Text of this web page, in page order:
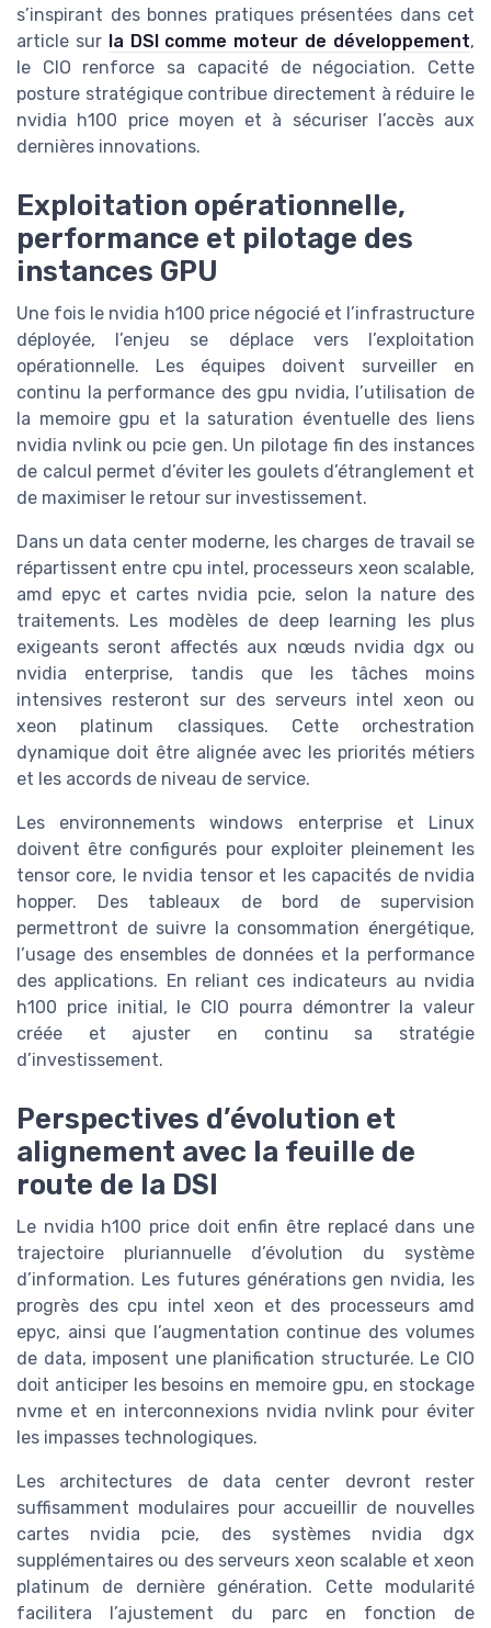
s’inspirant des bonnes pratiques présentées dans cet
article sur la DSI comme moteur de développement,
le CIO renforce sa capacité de négociation. Cette
posture stratégique contribue directement à réduire le
nvidia h100 price moyen et à sécuriser l’accès aux
dernières innovations.
Exploitation opérationnelle,
performance et pilotage des
instances GPU
Une fois le nvidia h100 price négocié et l’infrastructure
déployée, l’enjeu se déplace vers l’exploitation
opérationnelle. Les équipes doivent surveiller en
continu la performance des gpu nvidia, l’utilisation de
la memoire gpu et la saturation éventuelle des liens
nvidia nvlink ou pcie gen. Un pilotage fin des instances
de calcul permet d’éviter les goulets d’étranglement et
de maximiser le retour sur investissement.
Dans un data center moderne, les charges de travail se
répartissent entre cpu intel, processeurs xeon scalable,
amd epyc et cartes nvidia pcie, selon la nature des
traitements. Les modèles de deep learning les plus
exigeants seront affectés aux nœuds nvidia dgx ou
nvidia enterprise, tandis que les tâches moins
intensives resteront sur des serveurs intel xeon ou
xeon platinum classiques. Cette orchestration
dynamique doit être alignée avec les priorités métiers
et les accords de niveau de service.
Les environnements windows enterprise et Linux
doivent être configurés pour exploiter pleinement les
tensor core, le nvidia tensor et les capacités de nvidia
hopper. Des tableaux de bord de supervision
permettront de suivre la consommation énergétique,
l’usage des ensembles de données et la performance
des applications. En reliant ces indicateurs au nvidia
h100 price initial, le CIO pourra démontrer la valeur
créée et ajuster en continu sa stratégie
d’investissement.
Perspectives d’évolution et
alignement avec la feuille de
route de la DSI
Le nvidia h100 price doit enfin être replacé dans une
trajectoire pluriannuelle d’évolution du système
d’information. Les futures générations gen nvidia, les
progrès des cpu intel xeon et des processeurs amd
epyc, ainsi que l’augmentation continue des volumes
de data, imposent une planification structurée. Le CIO
doit anticiper les besoins en memoire gpu, en stockage
nvme et en interconnexions nvidia nvlink pour éviter
les impasses technologiques.
Les architectures de data center devront rester
suffisamment modulaires pour accueillir de nouvelles
cartes nvidia pcie, des systèmes nvidia dgx
supplémentaires ou des serveurs xeon scalable et xeon
platinum de dernière génération. Cette modularité
facilitera l’ajustement du parc en fonction de